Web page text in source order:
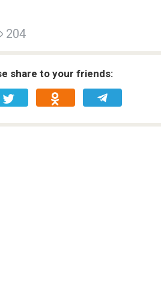
204
share to your friends: